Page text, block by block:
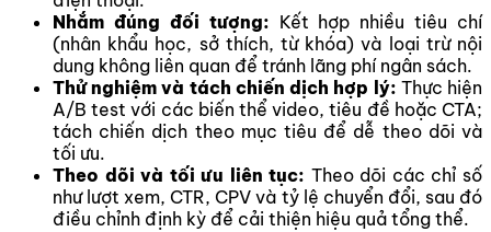
Nhắm đúng đối tượng: Kết hợp nhiều tiêu chí
(nhân khẩu học, sở thích, từ khóa) và loại trừ nội
dung không liên quan để tránh lãng phí ngân sách.
Thử nghiệm và tách chiến dịch hợp lý: Thực hiện
A/B test với các biến thể video, tiêu đề hoặc CTA;
tách chiến dịch theo mục tiêu để dễ theo dõi và
tối ưu.
Theo dõi và tối ưu liên tục: Theo dõi các chỉ số
như lượt xem, CTR, CPV và tỷ lệ chuyển đổi, sau đó
điều chỉnh định kỳ để cải thiện hiệu quả tổng thể.